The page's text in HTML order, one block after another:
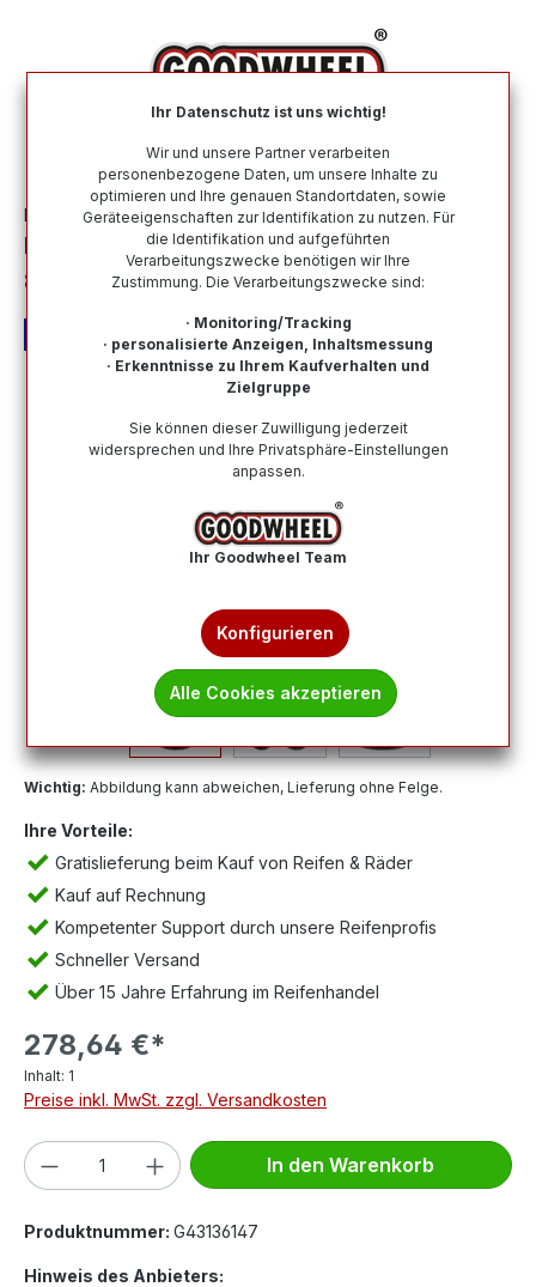
Motorradreifen Nach Marke METZELER
METZELER 130/60 B 19 M/C TL 61H ME
888 MARATHON ULTRA
Wichtig: Abbildung kann abweichen, Lieferung ohne Felge.
Ihre Vorteile:
Gratislieferung beim Kauf von Reifen & Räder
Kauf auf Rechnung
Kompetenter Support durch unsere Reifenprofis
Schneller Versand
Über 15 Jahre Erfahrung im Reifenhandel
278,64 €*
Inhalt: 1
Preise inkl. MwSt. zzgl. Versandkosten
Produkt Anzahl: Gib den gewünschten
In den Warenkorb
Produktnummer: G43136147
Hinweis des Anbieters:
Ihr Datenschutz ist uns wichtig!
Wir und unsere Partner verarbeiten
personenbezogene Daten, um unsere Inhalte zu
optimieren und Ihre genauen Standortdaten, sowie
Geräteeigenschaften zur Identifikation zu nutzen. Für
die Identifikation und aufgeführten
Verarbeitungszwecke benötigen wir Ihre
Zustimmung. Die Verarbeitungszwecke sind:
· Monitoring/Tracking
· personalisierte Anzeigen, Inhaltsmessung
· Erkenntnisse zu Ihrem Kaufverhalten und
Zielgruppe
Sie können dieser Zuwilligung jederzeit
widersprechen und Ihre Privatsphäre-Einstellungen
anpassen.
Ihr Goodwheel Team
Konfigurieren
Alle Cookies akzeptieren